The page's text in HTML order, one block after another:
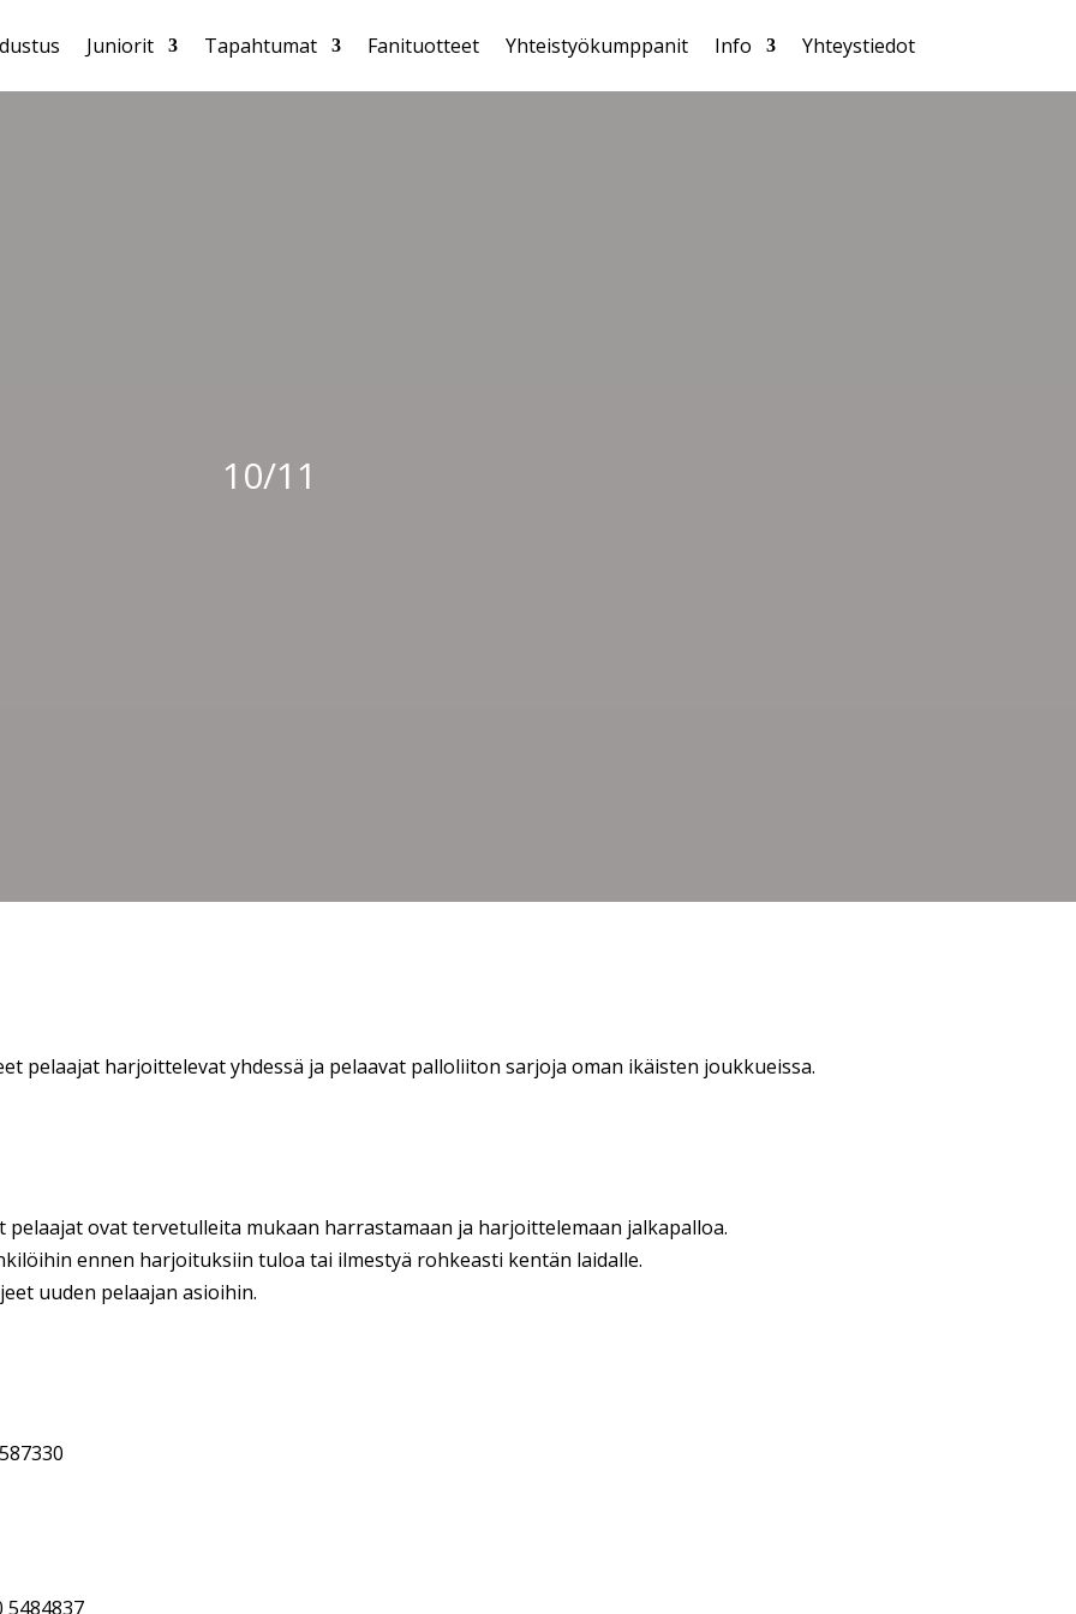
Juniorit Tapahtumat Fanituotteet Yhteistyökumppanit Info Yhteystiedot
10/11
pelaajat harjoittelevat yhdessä ja pelaavat palloliiton sarjoja oman ikäisten joukkueissa.
ovat tervetulleita mukaan harrastamaan ja harjoittelemaan jalkapalloa.
ennen harjoituksiin tuloa tai ilmestyä rohkeasti kentän laidalle.
uuden pelaajan asioihin.
5484837